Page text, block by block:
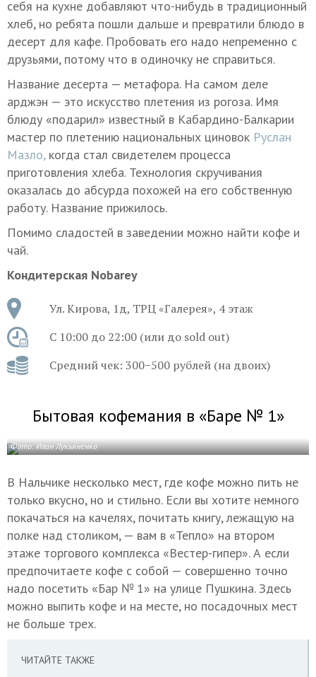
себя на кухне добавляют что-нибудь в традиционный
хлеб, но ребята пошли дальше и превратили блюдо в
десерт для кафе. Пробовать его надо непременно с
друзьями, потому что в одиночку не справиться.
Название десерта — метафора. На самом деле
арджэн — это искусство плетения из рогоза. Имя
блюду «подарил» известный в Кабардино-Балкарии
мастер по плетению национальных циновок Руслан
Мазло,когда стал свидетелем процесса
приготовления хлеба. Технология скручивания
оказалась до абсурда похожей на его собственную
работу. Название прижилось.
Помимо сладостей в заведении можно найти кофе и
чай.
Кондитерская Nobarey
Ул. Кирова, 1д, ТРЦ «Галерея», 4 этаж
С 10:00 до 22:00 (или до sold out)
Средний чек: 300−500 рублей (на двоих)
Бытовая кофемания в «Баре № 1»
Фото: Иван Лукьяненко
В Нальчике несколько мест, где кофе можно пить не
только вкусно, но и стильно. Если вы хотите немного
покачаться на качелях, почитать книгу, лежащую на
полке над столиком, — вам в «Тепло» на втором
этаже торгового комплекса «Вестер-гипер». А если
предпочитаете кофе с собой — совершенно точно
надо посетить «Бар № 1» на улице Пушкина. Здесь
можно выпить кофе и на месте, но посадочных мест
не больше трех.
ЧИТАЙТЕ ТАКЖЕ